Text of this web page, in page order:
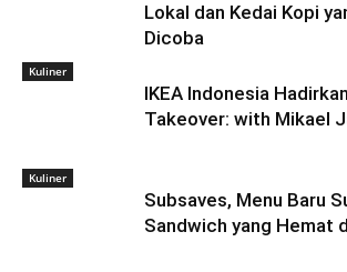
Lokal dan Kedai Kopi
Dicoba
Kuliner
IKEA Indonesia
Takeover: with Mikael
Kuliner
Subsaves, Menu Baru
Sandwich yang Hemat